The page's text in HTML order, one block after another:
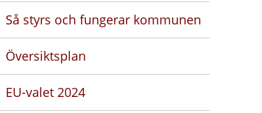
Så styrs och fungerar kommunen
Översiktsplan
EU-valet 2024